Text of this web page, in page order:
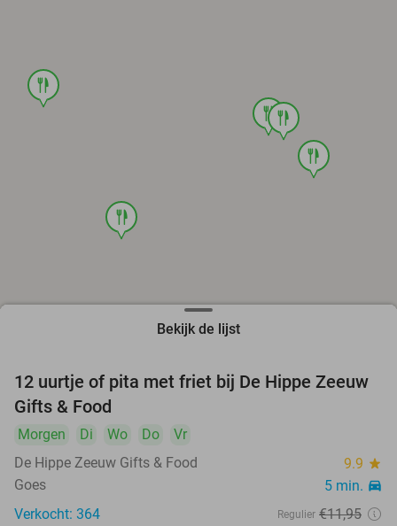
foodfood
food
food
food
Bekijk de lijst
33%
12 uurtje of pita met friet bij De Hippe Zeeuw
Gifts & Food
Morgen Di Wo Do
Vr
De Hippe Zeeuw Gifts & Food
9.9 star
Goes 5 min. directions_car
Verkocht: 364 Regulier €11,95